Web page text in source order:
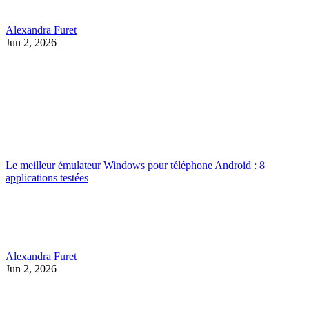
Alexandra Furet
Jun 2, 2026
Le meilleur émulateur Windows pour téléphone Android : 8
applications testées
Alexandra Furet
Jun 2, 2026